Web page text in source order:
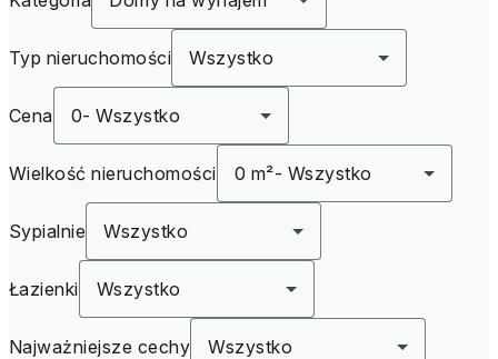
Typ nieruchomości Wszystko
Cena 0- Wszystko
Wielkość nieruchomości 0 m²- Wszystko
Sypialnie Wszystko
Łazienki Wszystko
Najważniejsze cechy Wszystko